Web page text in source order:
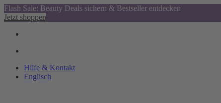
Flash Sale: Beauty Deals sichern & Bestseller entdecken
Jetzt shoppen
Hilfe & Kontakt
Englisch